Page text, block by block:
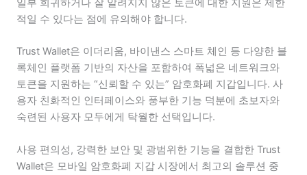
일부 희귀하거나 잘 알려지지 않은 토큰에 대한 지원은 제한
적일 수 있다는 점에 유의해야 합니다.
Trust Wallet은 이더리움, 바이낸스 스마트 체인 등 다양한 블
록체인 플랫폼 기반의 자산을 포함하여 폭넓은 네트워크와
토큰을 지원하는 “신뢰할 수 있는” 암호화폐 지갑입니다. 사
용자 친화적인 인터페이스와 풍부한 기능 덕분에 초보자와
숙련된 사용자 모두에게 탁월한 선택입니다.
사용 편의성, 강력한 보안 및 광범위한 기능을 결합한 Trust
Wallet은 모바일 암호화폐 지갑 시장에서 최고의 솔루션 중